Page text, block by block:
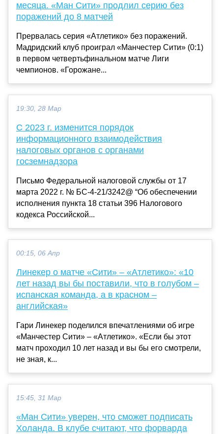
месяца. «Ман Сити» продлил серию без
поражений до 8 матчей
Прервалась серия «Атлетико» без поражений.
Мадридский клуб проиграл «Манчестер Сити» (0:1)
в первом четвертьфинальном матче Лиги
чемпионов. «Горожане...
19:30, 28 Мар
С 2023 г. изменится порядок
информационного взаимодействия
налоговых органов с органами
госземнадзора
Письмо Федеральной налоговой службы от 17
марта 2022 г. № БС-4-21/3242@ “Об обеспечении
исполнения пункта 18 статьи 396 Налогового
кодекса Российской...
00:15, 06 Апр
Линекер о матче «Сити» – «Атлетико»: «10
лет назад вы бы поставили, что в голубом –
испанская команда, а в красном –
английская»
Гари Линекер поделился впечатлениями об игре
«Манчестер Сити» – «Атлетико». «Если бы этот
матч проходил 10 лет назад и вы бы его смотрели,
не зная, к...
15:45, 31 Мар
«Ман Сити» уверен, что сможет подписать
Холанда. В клубе считают, что форварда